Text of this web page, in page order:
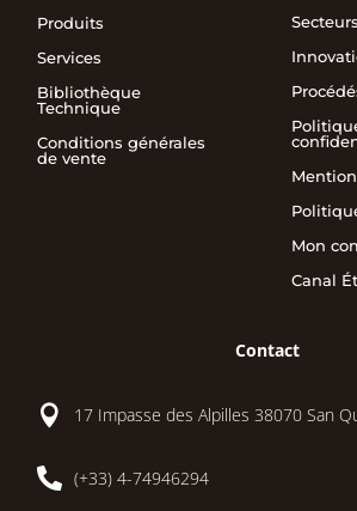
Produits
Services
Bibliothèque
Technique
Conditions générales
de vente
Secteurs
Mon
Canal
Contact
 17 Impasse des Alpilles 38070 San
 (+33) 4-74946294